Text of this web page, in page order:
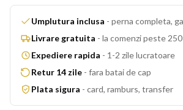
Umplutura inclusa - perna completa,
Livrare gratuita - la comenzi peste
Expediere rapida - 1-2 zile lucratoare
Retur 14 zile - fara batai de cap
Plata sigura - card, ramburs, transfer